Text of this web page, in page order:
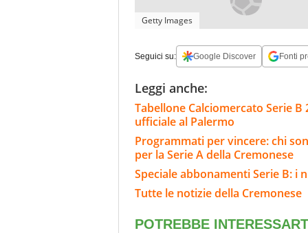
Getty Images
Seguici su: Google Discover Fonti
Leggi anche:
Tabellone Calciomercato Serie B
ufficiale al Palermo
Programmati per vincere: chi
per la Serie A della Cremonese
Speciale abbonamenti Serie B: i
Tutte le notizie della Cremonese